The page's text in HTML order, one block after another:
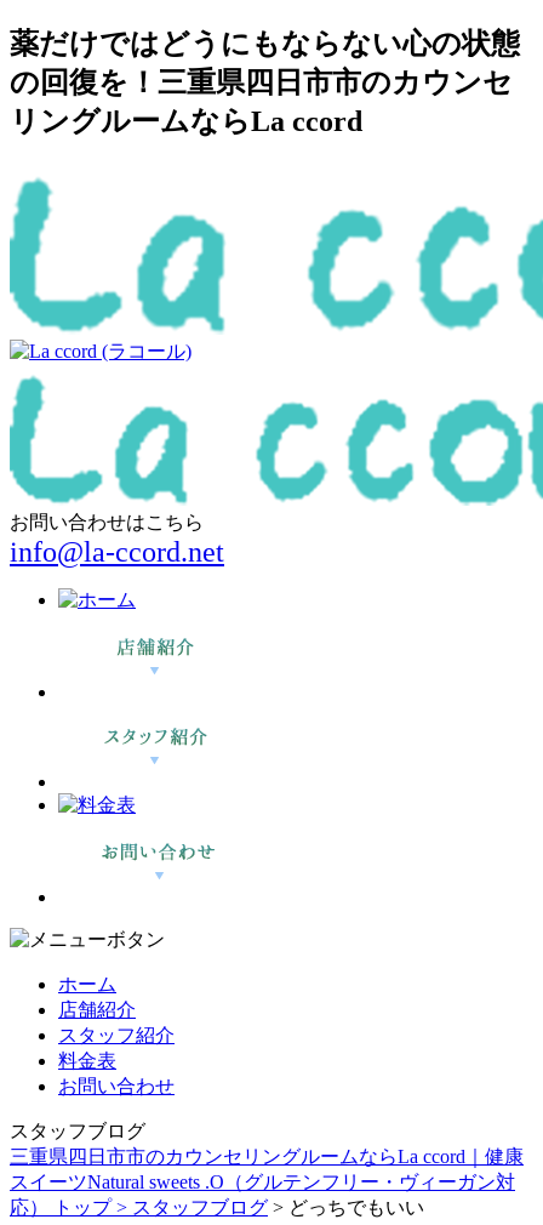
薬だけではどうにもならない心の状態
の回復を！三重県四日市市のカウンセ
リングルームならLa ccord
お問い合わせはこちら
info@la-ccord.net
ホーム
店舗紹介
スタッフ紹介
料金表
お問い合わせ
スタッフブログ
三重県四日市市のカウンセリングルームならLa ccord｜健康
スイーツNatural sweets .O（グルテンフリー・ヴィーガン対
応） トップ > スタッフブログ > どっちでもいい